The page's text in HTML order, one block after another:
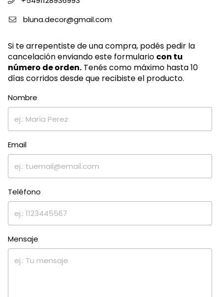
bluna.decor@gmail.com
Si te arrepentiste de una compra, podés pedir la
cancelación enviando este formulario con tu
número de orden. Tenés como máximo hasta 10
días corridos desde que recibiste el producto.
Nombre
Email
Teléfono
Mensaje